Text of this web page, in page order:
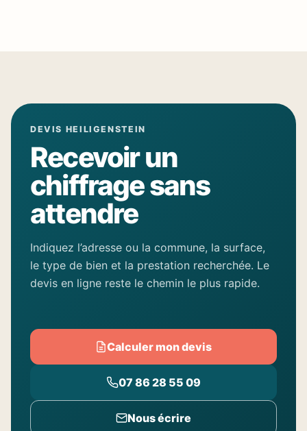
DEVIS HEILIGENSTEIN
Recevoir un
chiffrage sans
attendre
Indiquez l’adresse ou la commune, la surface,
le type de bien et la prestation recherchée. Le
devis en ligne reste le chemin le plus rapide.
Calculer mon devis
07 86 28 55 09
Nous écrire